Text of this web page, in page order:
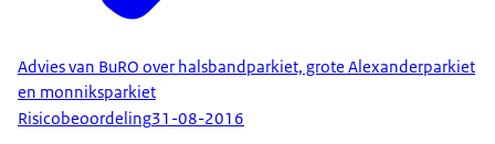
Advies van BuRO over halsbandparkiet, grote Alexanderparkiet
en monniksparkiet
Risicobeoordeling31-08-2016